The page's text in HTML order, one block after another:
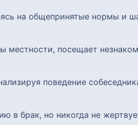
на общепринятые нормы и
местности, посещает
поведение
в брак, но никогда не